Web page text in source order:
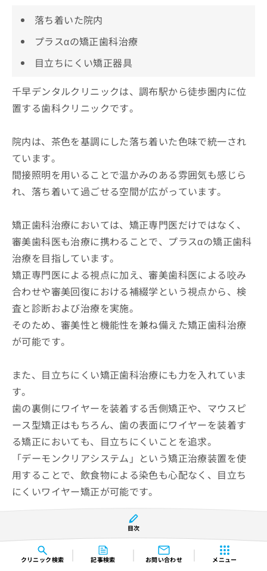
クリニック検索 記事検索 お問い合わせ メニュー
落ち着いた院内
プラスαの矯正歯科治療
目立ちにくい矯正器具
千早デンタルクリニックは、調布駅から徒歩圏内に位
置する歯科クリニックです。
院内は、茶色を基調にした落ち着いた色味で統一され
ています。
間接照明を用いることで温かみのある雰囲気も感じら
れ、落ち着いて過ごせる空間が広がっています。
矯正歯科治療においては、矯正専門医だけではなく、
審美歯科医も治療に携わることで、プラスαの矯正歯科
治療を目指しています。
矯正専門医による視点に加え、審美歯科医による咬み
合わせや審美回復における補綴学という視点から、検
査と診断および治療を実施。
そのため、審美性と機能性を兼ね備えた矯正歯科治療
が可能です。
また、目立ちにくい矯正歯科治療にも力を入れていま
す。
歯の裏側にワイヤーを装着する舌側矯正や、マウスピ
ース型矯正はもちろん、歯の表面にワイヤーを装着す
る矯正においても、目立ちにくいことを追求。
「デーモンクリアシステム」という矯正治療装置を使
用することで、飲食物による染色も心配なく、目立ち
にくいワイヤー矯正が可能です。
千早デンタルクリニックの紹介ページはこちら
コンテンツの誤りを送信する
目次